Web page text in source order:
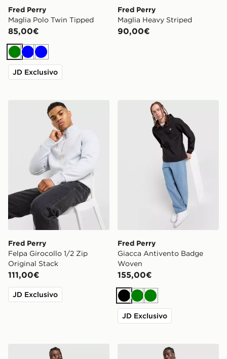
Fred Perry
Maglia Polo Twin Tipped
85,00€
Verde
BluBlu
JD Exclusivo
Fred Perry
Maglia Heavy Striped
90,00€
Fred Perry Felpa Girocollo 1/2 Zip Original Stack
Fred Perry
Felpa Girocollo 1/2 Zip
Original Stack
111,00€
JD Exclusivo
Fred Perry Giacca
Fred Perry
Giacca Antivento Badge
Woven
155,00€
NeroVerdeVerde
JD Exclusivo
Fred Perry Maglia Side Logo Fred Perry Pantaloncino